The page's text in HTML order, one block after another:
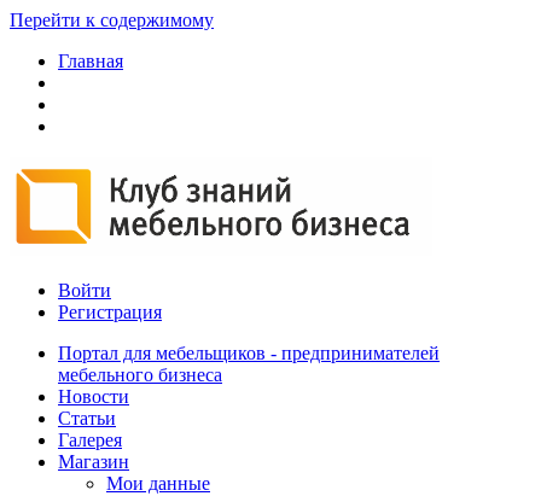
Перейти к содержимому
Главная
Войти
Регистрация
Портал для мебельщиков - предпринимателей
мебельного бизнеса
Новости
Статьи
Галерея
Магазин
Мои данные